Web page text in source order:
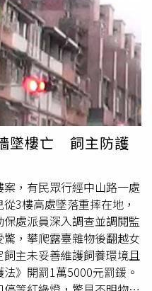
墜樓亡 飼主防護
，有民眾行經中山路一處
3樓高處墜落重摔在地，
處派員深入調查並調閱監
，攀爬露臺雜物後翻越女
主未妥善維護飼養環境且
》開罰1萬5000元罰鍰。